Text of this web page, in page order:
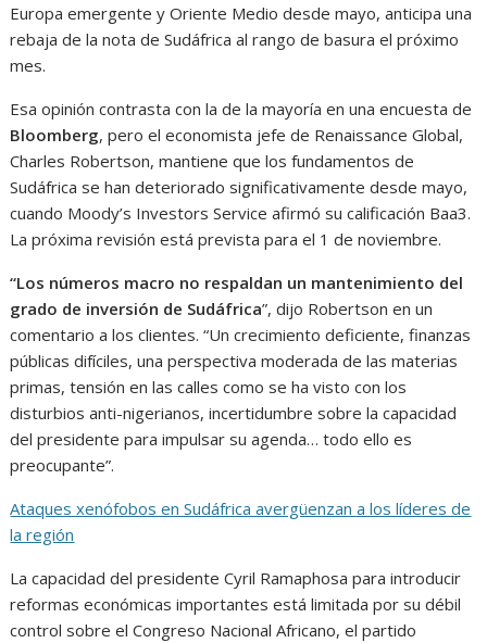
Europa emergente y Oriente Medio desde mayo, anticipa una
rebaja de la nota de Sudáfrica al rango de basura el próximo
mes.
Esa opinión contrasta con la de la mayoría en una encuesta de
Bloomberg, pero el economista jefe de Renaissance Global,
Charles Robertson, mantiene que los fundamentos de
Sudáfrica se han deteriorado significativamente desde mayo,
cuando Moody’s Investors Service afirmó su calificación Baa3.
La próxima revisión está prevista para el 1 de noviembre.
“Los números macro no respaldan un mantenimiento del
grado de inversión de Sudáfrica”, dijo Robertson en un
comentario a los clientes. “Un crecimiento deficiente, finanzas
públicas difíciles, una perspectiva moderada de las materias
primas, tensión en las calles como se ha visto con los
disturbios anti-nigerianos, incertidumbre sobre la capacidad
del presidente para impulsar su agenda… todo ello es
preocupante”.
Ataques xenófobos en Sudáfrica avergüenzan a los líderes de
la región
La capacidad del presidente Cyril Ramaphosa para introducir
reformas económicas importantes está limitada por su débil
control sobre el Congreso Nacional Africano, el partido